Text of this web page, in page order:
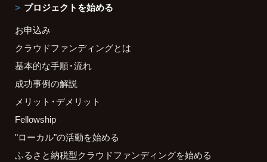
プロジェクトを始める
お申込み
クラウドファンディングとは
基本的な手順・流れ
成功事例の解説
メリット・デメリット
Fellowship
"ローカル"の活動を始める
ふるさと納税型クラウドファンディングを始める